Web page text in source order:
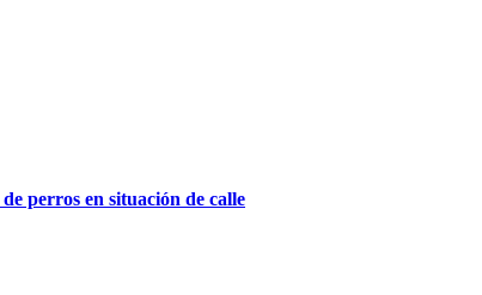
perros en situación de calle